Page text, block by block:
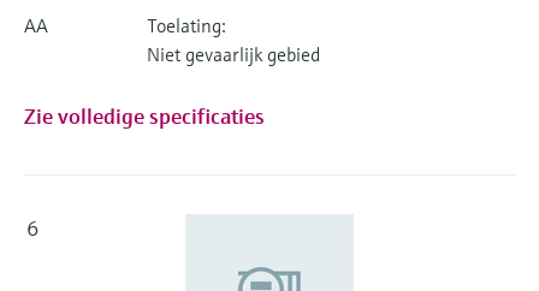
Toelating:
AA
Niet gevaarlijk gebied
Zie volledige specificaties
6